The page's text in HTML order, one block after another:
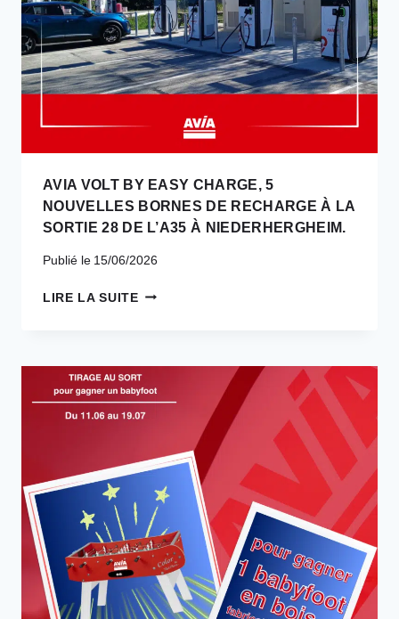
AVIA VOLT BY EASY CHARGE, 5
NOUVELLES BORNES DE RECHARGE À LA
SORTIE 28 DE L’A35 À NIEDERHERGHEIM.
Publié le 15/06/2026
LIRE LA SUITEAVIA
CHARGE,
5
NOUVELLES
BORNES
RECHARGE
LA
SORTIE
28
DE
L’A35
À
NIEDERHERGHEIM.